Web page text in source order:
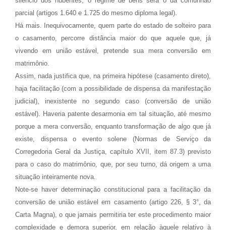
parcial (artigos 1.640 e 1.725 do mesmo diploma legal).
Há mais. Inequivocamente, quem parte do estado de solteiro para
o casamento, percorre distância maior do que aquele que, já
vivendo em união estável, pretende sua mera conversão em
matrimônio.
Assim, nada justifica que, na primeira hipótese (casamento direto),
haja facilitação (com a possibilidade de dispensa da manifestação
judicial), inexistente no segundo caso (conversão de união
estável). Haveria patente desarmonia em tal situação, até mesmo
porque a mera conversão, enquanto transformação de algo que já
existe, dispensa o evento solene (Normas de Serviço da
Corregedoria Geral da Justiça, capítulo XVII, item 87.3) previsto
para o caso do matrimônio, que, por seu turno, dá origem a uma
situação inteiramente nova.
Note-se haver determinação constitucional para a facilitação da
conversão de união estável em casamento (artigo 226, § 3°, da
Carta Magna), o que jamais permitiria ter este procedimento maior
complexidade e demora superior, em relação àquele relativo à